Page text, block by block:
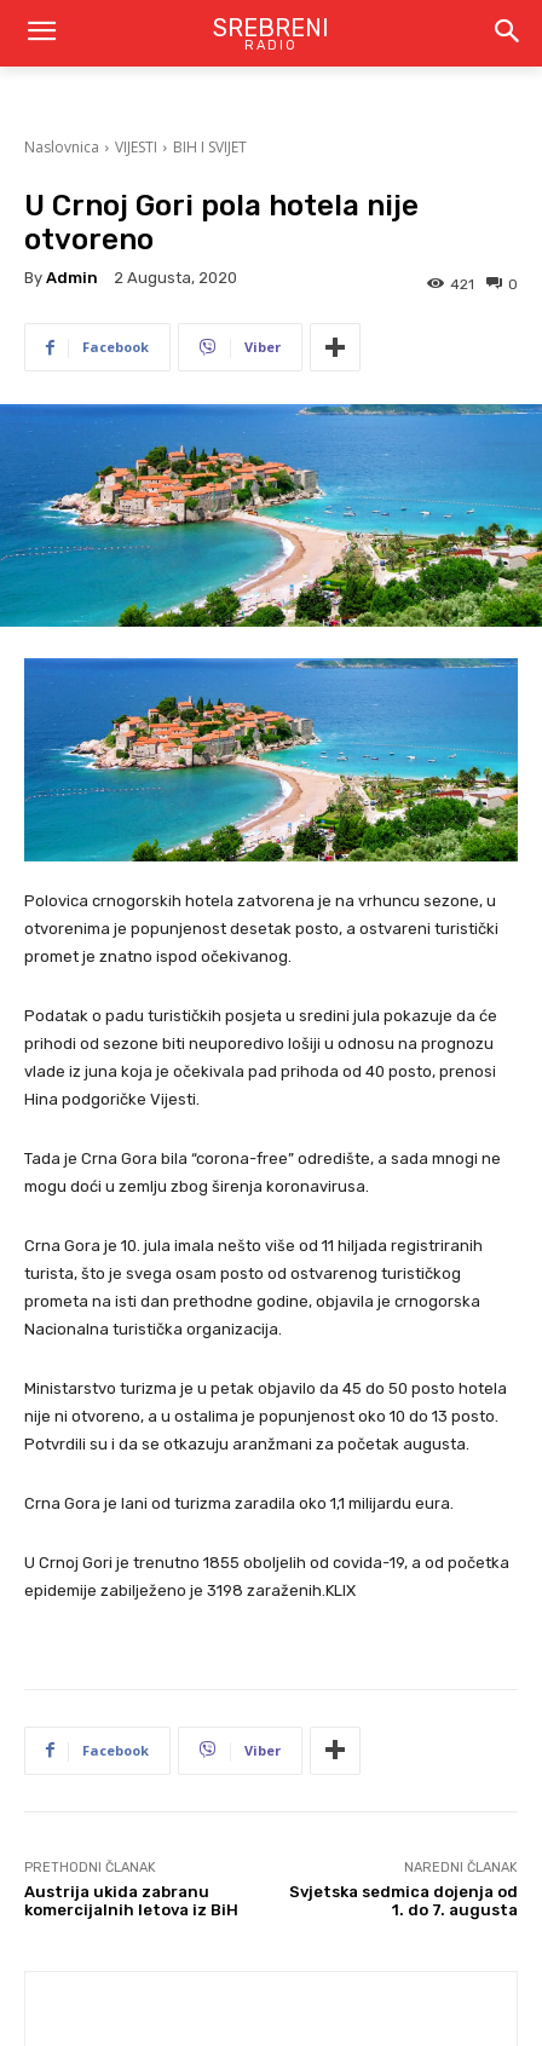
SREBRENI
RADIO
Naslovnica VIJESTI BIH I SVIJET
U Crnoj Gori pola hotela nije
otvoreno
By Admin 2 Augusta, 2020 0
421
Facebook Viber
Polovica crnogorskih hotela zatvorena je na vrhuncu sezone, u
otvorenima je popunjenost desetak posto, a ostvareni turistički
promet je znatno ispod očekivanog.
Podatak o padu turističkih posjeta u sredini jula pokazuje da će
prihodi od sezone biti neuporedivo lošiji u odnosu na prognozu
vlade iz juna koja je očekivala pad prihoda od 40 posto, prenosi
Hina podgoričke Vijesti.
Tada je Crna Gora bila “corona-free” odredište, a sada mnogi ne
mogu doći u zemlju zbog širenja koronavirusa.
Crna Gora je 10. jula imala nešto više od 11 hiljada registriranih
turista, što je svega osam posto od ostvarenog turističkog
prometa na isti dan prethodne godine, objavila je crnogorska
Nacionalna turistička organizacija.
Ministarstvo turizma je u petak objavilo da 45 do 50 posto hotela
nije ni otvoreno, a u ostalima je popunjenost oko 10 do 13 posto.
Potvrdili su i da se otkazuju aranžmani za početak augusta.
Crna Gora je lani od turizma zaradila oko 1,1 milijardu eura.
U Crnoj Gori je trenutno 1855 oboljelih od covida-19, a od početka
epidemije zabilježeno je 3198 zaraženih.KLIX
Facebook Viber
PRETHODNI ČLANAK
Austrija ukida zabranu
komercijalnih letova iz BiH
NAREDNI ČLANAK
Svjetska sedmica dojenja od
1. do 7. augusta